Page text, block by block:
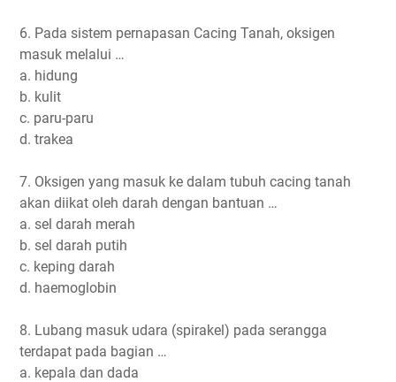
6. Pada sistem pernapasan Cacing Tanah, oksigen
masuk melalui …
a. hidung
b. kulit
c. paru-paru
d. trakea
7. Oksigen yang masuk ke dalam tubuh cacing tanah
akan diikat oleh darah dengan bantuan …
a. sel darah merah
b. sel darah putih
c. keping darah
d. haemoglobin
8. Lubang masuk udara (spirakel) pada serangga
terdapat pada bagian …
a. kepala dan dada